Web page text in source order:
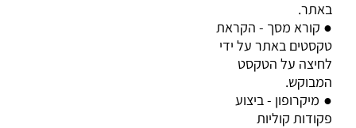
באתר.
● קורא מסך - הקראת
טקסטים באתר על ידי
לחיצה על הטקסט
המבוקש.
● מיקרופון - ביצוע
פקודות קוליות